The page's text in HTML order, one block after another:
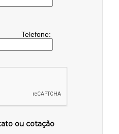
Telefone:
ou cotação